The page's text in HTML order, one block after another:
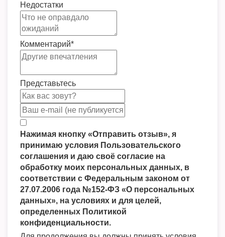
Недостатки
Комментарий*
Представьтесь
Нажимая кнопку «Отправить отзыв», я
принимаю условия Пользовательского
соглашения и даю своё согласие на
обработку моих персональных данных, в
соответствии с Федеральным законом от
27.07.2006 года №152-ФЗ «О персональных
данных», на условиях и для целей,
определенных Политикой
конфиденциальности.